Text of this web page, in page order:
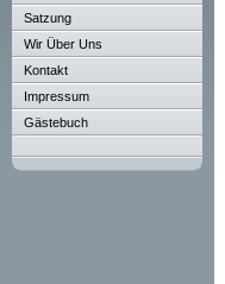
Satzung
Wir Über Uns
Kontakt
Impressum
Gästebuch